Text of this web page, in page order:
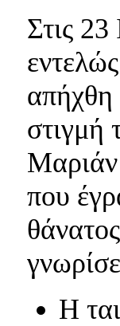
Στις
απήχθη
στιγμή
Μαριάν
που
Η